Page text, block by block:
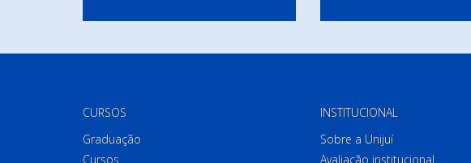
CURSOS
Graduação
Cursos
INSTITUCIONAL
Sobre a Unijuí
Avaliação institucional